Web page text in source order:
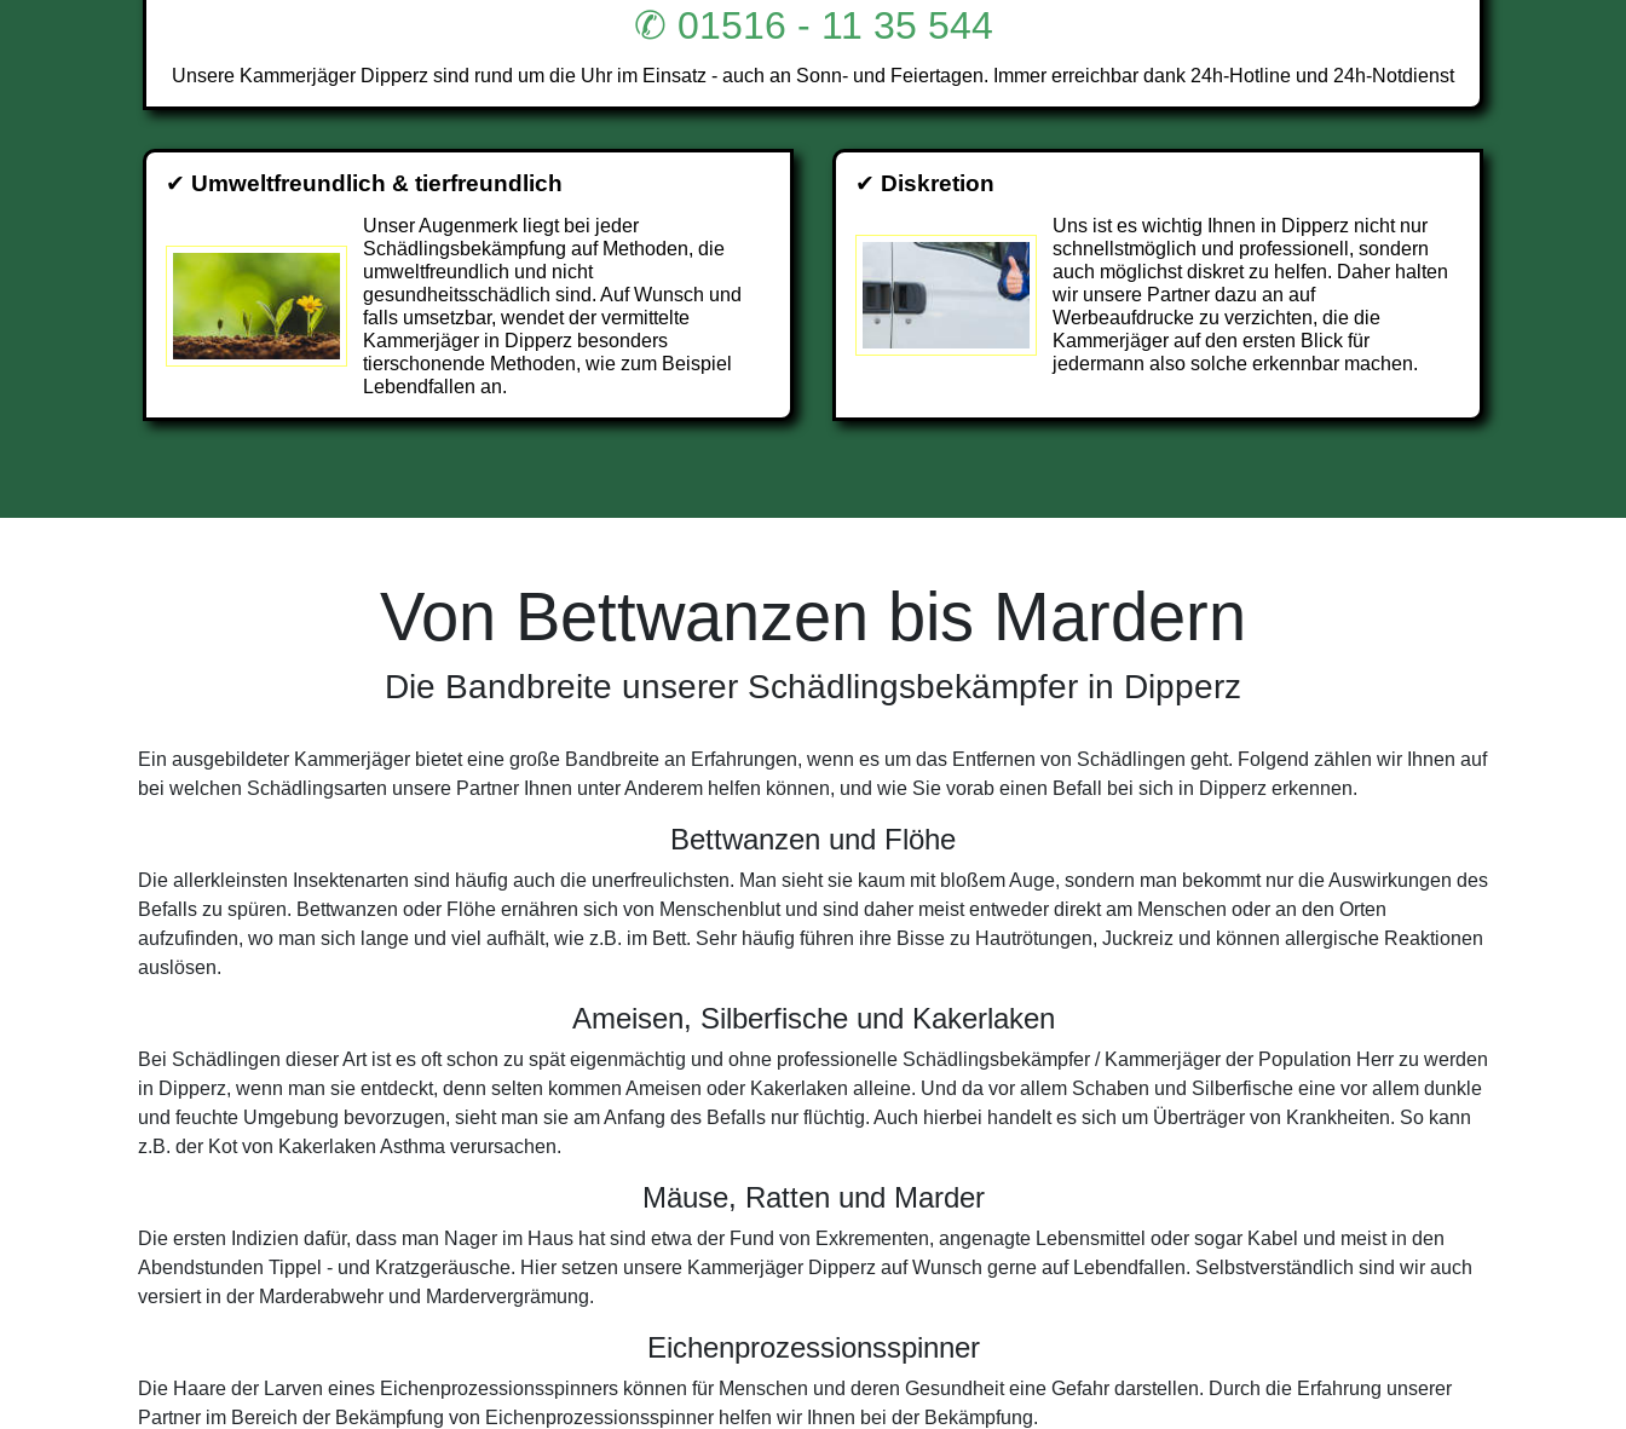
✆ 01516 - 11 35 544
Unsere Kammerjäger Dipperz sind rund um die Uhr im Einsatz - auch an Sonn- und Feiertagen. Immer erreichbar dank 24h-Hotline und 24h-Notdienst
✔ Umweltfreundlich & tierfreundlich
Unser Augenmerk liegt bei jeder
Schädlingsbekämpfung auf Methoden, die
umweltfreundlich und nicht
gesundheitsschädlich sind. Auf Wunsch und
falls umsetzbar, wendet der vermittelte
Kammerjäger in Dipperz besonders
tierschonende Methoden, wie zum Beispiel
Lebendfallen an.
✔ Diskretion
Uns ist es wichtig Ihnen in Dipperz nicht nur
schnellstmöglich und professionell, sondern
auch möglichst diskret zu helfen. Daher halten
wir unsere Partner dazu an auf
Werbeaufdrucke zu verzichten, die die
Kammerjäger auf den ersten Blick für
jedermann also solche erkennbar machen.
Von Bettwanzen bis Mardern
Die Bandbreite unserer Schädlingsbekämpfer in Dipperz
Ein ausgebildeter Kammerjäger bietet eine große Bandbreite an Erfahrungen, wenn es um das Entfernen von Schädlingen geht. Folgend zählen wir Ihnen auf
bei welchen Schädlingsarten unsere Partner Ihnen unter Anderem helfen können, und wie Sie vorab einen Befall bei sich in Dipperz erkennen.
Bettwanzen und Flöhe
Die allerkleinsten Insektenarten sind häufig auch die unerfreulichsten. Man sieht sie kaum mit bloßem Auge, sondern man bekommt nur die Auswirkungen des
Befalls zu spüren. Bettwanzen oder Flöhe ernähren sich von Menschenblut und sind daher meist entweder direkt am Menschen oder an den Orten
aufzufinden, wo man sich lange und viel aufhält, wie z.B. im Bett. Sehr häufig führen ihre Bisse zu Hautrötungen, Juckreiz und können allergische Reaktionen
auslösen.
Ameisen, Silberfische und Kakerlaken
Bei Schädlingen dieser Art ist es oft schon zu spät eigenmächtig und ohne professionelle Schädlingsbekämpfer / Kammerjäger der Population Herr zu werden
in Dipperz, wenn man sie entdeckt, denn selten kommen Ameisen oder Kakerlaken alleine. Und da vor allem Schaben und Silberfische eine vor allem dunkle
und feuchte Umgebung bevorzugen, sieht man sie am Anfang des Befalls nur flüchtig. Auch hierbei handelt es sich um Überträger von Krankheiten. So kann
z.B. der Kot von Kakerlaken Asthma verursachen.
Mäuse, Ratten und Marder
Die ersten Indizien dafür, dass man Nager im Haus hat sind etwa der Fund von Exkrementen, angenagte Lebensmittel oder sogar Kabel und meist in den
Abendstunden Tippel - und Kratzgeräusche. Hier setzen unsere Kammerjäger Dipperz auf Wunsch gerne auf Lebendfallen. Selbstverständlich sind wir auch
versiert in der Marderabwehr und Mardervergrämung.
Eichenprozessionsspinner
Die Haare der Larven eines Eichenprozessionsspinners können für Menschen und deren Gesundheit eine Gefahr darstellen. Durch die Erfahrung unserer
Partner im Bereich der Bekämpfung von Eichenprozessionsspinner helfen wir Ihnen bei der Bekämpfung.